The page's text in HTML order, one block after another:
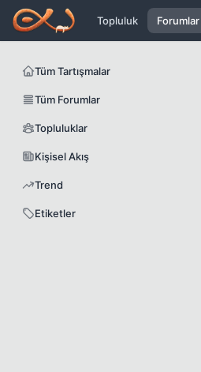
Icerige atla
Topluluk Forumlar
Tüm Tartışmalar
Tüm Forumlar
Topluluklar
Kişisel Akış
Trend
Etiketler